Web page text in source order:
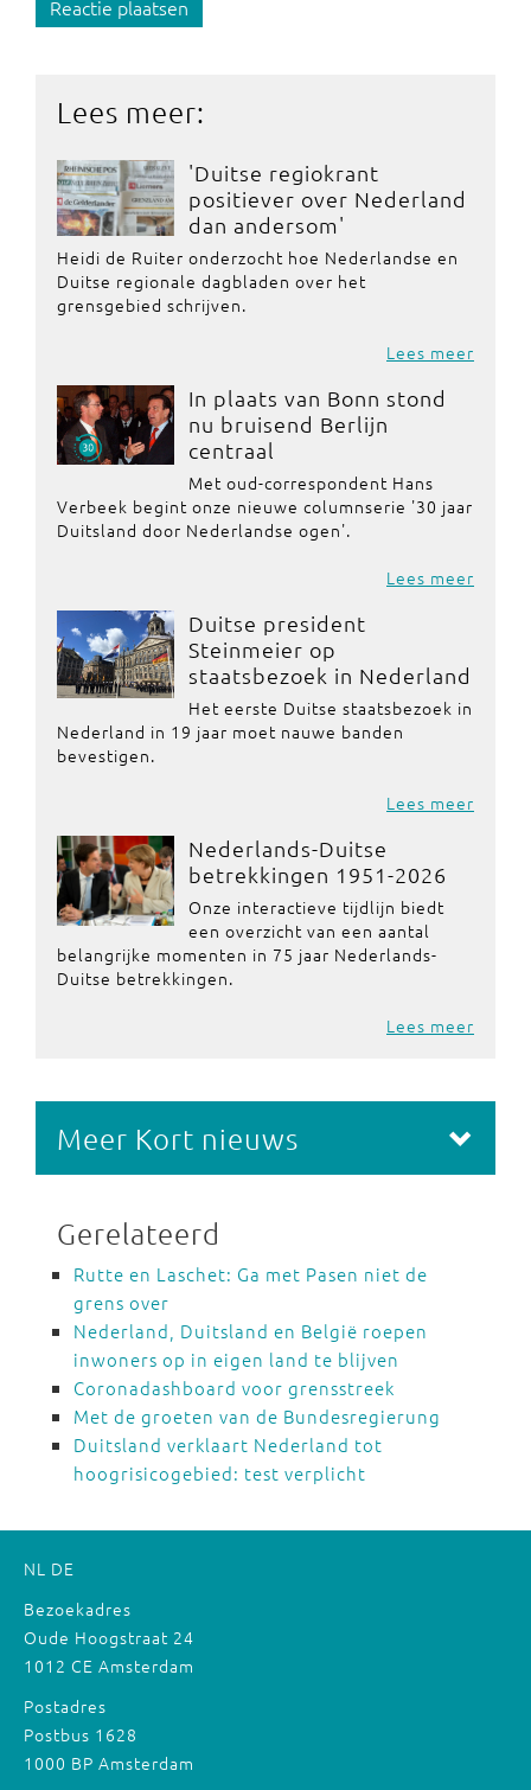
Reactie plaatsen
Lees meer:
'Duitse regiokrant
positiever over Nederland
dan andersom'
Heidi de Ruiter onderzocht hoe Nederlandse en
Duitse regionale dagbladen over het
grensgebied schrijven.
Lees meer
In plaats van Bonn stond
nu bruisend Berlijn
centraal
Met oud-correspondent Hans
Verbeek begint onze nieuwe columnserie '30 jaar
Duitsland door Nederlandse ogen'.
Lees meer
Duitse president
Steinmeier op
staatsbezoek in Nederland
Het eerste Duitse staatsbezoek in
Nederland in 19 jaar moet nauwe banden
bevestigen.
Lees meer
Nederlands-Duitse
betrekkingen 1951-2026
Onze interactieve tijdlijn biedt
een overzicht van een aantal
belangrijke momenten in 75 jaar Nederlands-
Duitse betrekkingen.
Lees meer
Meer Kort nieuws
Gerelateerd
Rutte en Laschet: Ga met Pasen niet de
grens over
Nederland, Duitsland en België roepen
inwoners op in eigen land te blijven
Coronadashboard voor grensstreek
Met de groeten van de Bundesregierung
Duitsland verklaart Nederland tot
hoogrisicogebied: test verplicht
NL DE
Bezoekadres
Oude Hoogstraat 24
1012 CE Amsterdam
Postadres
Postbus 1628
1000 BP Amsterdam